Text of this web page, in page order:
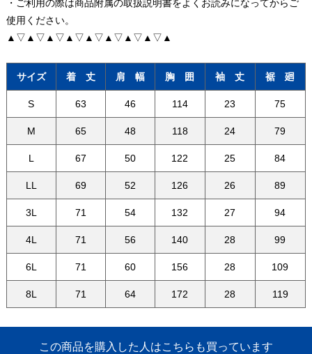
・ご利用の際は商品附属の取扱説明書をよくお読みになってからご
使用ください。
▲▽▲▽▲▽▲▽▲▽▲▽▲▽▲▽▲
サイズ 着 丈 肩 幅 胸 囲 袖 丈 裾 廻
S 63 46 114 23 75
M 65 48 118 24 79
L 67 50 122 25 84
LL 69 52 126 26 89
3L 71 54 132 27 94
4L 71 56 140 28 99
6L 71 60 156 28 109
8L 71 64 172 28 119
この商品を購入した人はこちらも買っています